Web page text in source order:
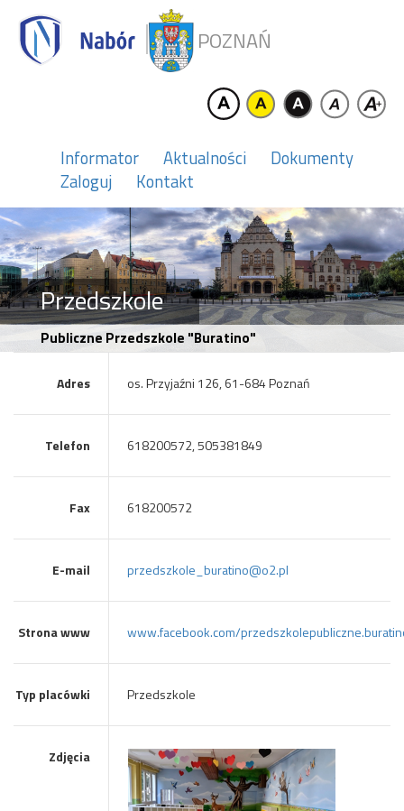
POZNAŃ
Informator Aktualności
Dokumenty
Zaloguj
Kontakt
Przedszkole
Publiczne Przedszkole "Buratino"
Adres os. Przyjaźni 126, 61-684 Poznań
Telefon 618200572, 505381849
Fax 618200572
E-mail przedszkole_buratino@o2.pl
Strona www www.facebook.com/
Typ placówki Przedszkole
Zdjęcia